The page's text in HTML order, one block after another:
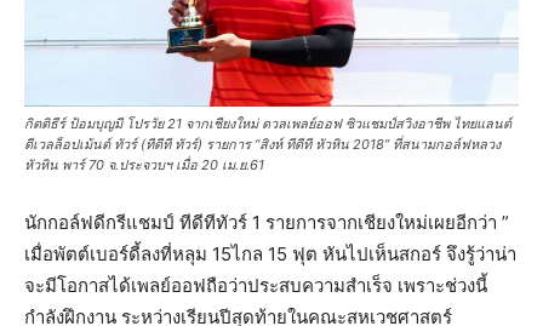
กิตติธีร์ ป้อมบุญมี โปรวัย 21 จากเชียงใหม่ ดวลเพลย์ออฟ ซิวแชมป์สวิงอาชีพ ไทยแลนด์
ดีเวลล็อปเม้นต์ ทัวร์ (ทีดีที ทัวร์) รายการ “สิงห์ ทีดีที หัวหิน 2018” ที่สนามกอล์ฟหลวง
หัวหิน พาร์ 70 จ.ประจวบฯ เมื่อ 20 เม.ย.61
นักกอล์ฟดีกรีแชมป์ ทีดีทีทัวร์ 1 รายการจากเชียงใหม่เผยอีกว่า ”
เมื่อพัตต์เบอร์ดี้ลงที่หลุม 15ไกล 15 ฟุต หันไปเห็นสกอร์ จึงรู้ว่าน่า
จะมีโอกาสได้เพลย์ออฟถือว่าประสบความสำเร็จ เพราะช่วงนี้
กำลังฝึกงาน ระหว่างเรียนปีสุดท้ายในคณะสหเวชศาสตร์